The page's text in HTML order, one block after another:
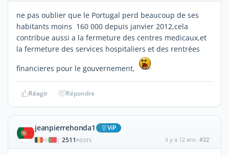
ne pas oublier que le Portugal perd beaucoup de ses
habitants moins 160 000 depuis janvier 2012,cela
contribue aussi a la fermeture des centres medicaux,et
la fermeture des services hospitaliers et des rentrées
financieres pour le gouvernement,
Réagir Répondre
jeanpierrehonda1 ViP
| 2511 POSTS il y a 12 ans #22